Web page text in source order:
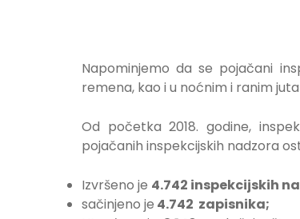
Napominjemo da se pojačani
remena, kao i u noćnim i ranim
Od početka 2018. godine,
pojačanih inspekcijskih nadzora
Izvršeno je 4.742 inspekcijskih
sačinjeno je 4.742 zapisnika;